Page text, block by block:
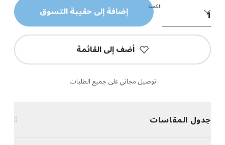
الكمية إضافة إلى حقيبة التسوق
أضف إلى القائمة
توصيل مجاني على جميع الطلبات
جدول المقاسات